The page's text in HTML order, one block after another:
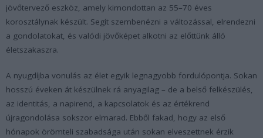
jövőtervező eszköz, amely kimondottan az 55–70 éves
korosztálynak készült. Segít szembenézni a változással, elrendezni
a gondolatokat, és valódi jövőképet alkotni az előttünk álló
életszakaszra.
A nyugdíjba vonulás az élet egyik legnagyobb fordulópontja. Sokan
hosszú éveken át készülnek rá anyagilag – de a belső felkészülés,
az identitás, a napirend, a kapcsolatok és az értékrend
újragondolása sokszor elmarad. Ebből fakad, hogy az első
hónapok örömteli szabadsága után sokan elveszettnek érzik